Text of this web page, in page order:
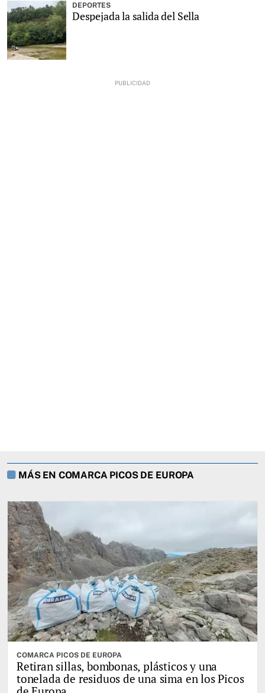
DEPORTES
Despejada la salida del Sella
MÁS EN COMARCA PICOS DE EUROPA
COMARCA PICOS DE EUROPA
Retiran sillas, bombonas, plásticos y una
tonelada de residuos de una sima en los Picos